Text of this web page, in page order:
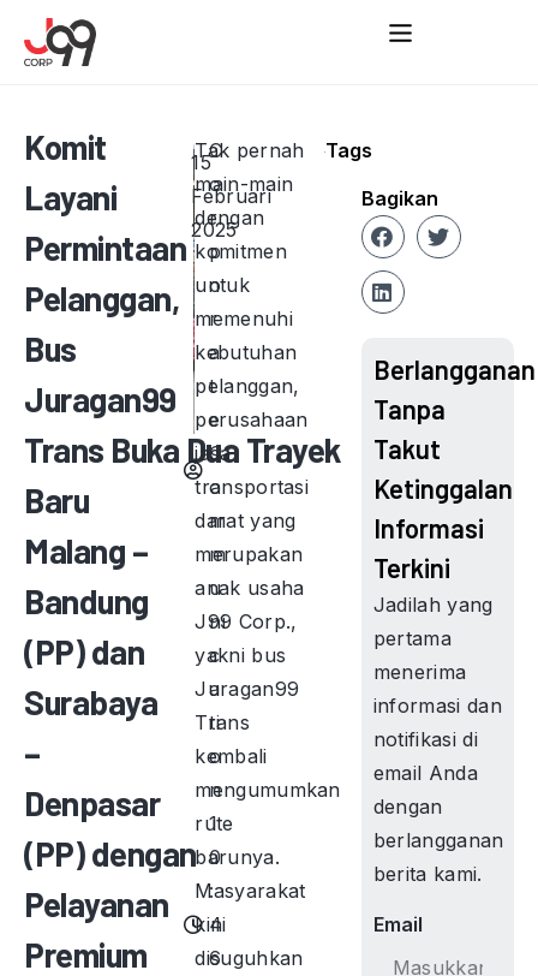
Komit
Layani
Permintaan
Pelanggan,
Bus
Juragan99
Trans Buka Dua Trayek
Baru
Malang –
Bandung
(PP) dan
Surabaya
–
Denpasar
(PP) dengan
Pelayanan
Premium
C
o
r
p
o
r
a
t
e
C
o
m
m
u
ni
c
a
ti
o
n
1
0
:
4
6
15
Februari
2025
Tak pernah
main-main
dengan
komitmen
untuk
memenuhi
kebutuhan
pelanggan,
perusahaan
jasa
transportasi
darat yang
merupakan
anak usaha
J99 Corp.,
yakni bus
Juragan99
Trans
kembali
mengumumkan
rute
barunya.
Masyarakat
kini
disuguhkan
Tags
Berlangganan
Tanpa
Takut
Ketinggalan
Informasi
Terkini
Jadilah yang
pertama
menerima
informasi dan
notifikasi di
email Anda
dengan
berlangganan
berita kami.
Email
Bagikan